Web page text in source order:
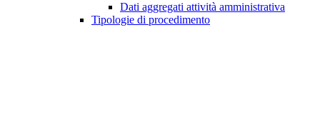
Dati aggregati attività amministrativa
Tipologie di procedimento